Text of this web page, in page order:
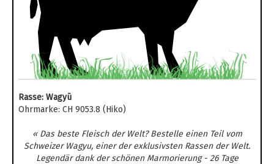
Rasse: Wagyū
Ohrmarke: CH 9053.8 (Hiko)
« Das beste Fleisch der Welt? Bestelle einen Teil vom
Schweizer Wagyu, einer der exklusivsten Rassen der Welt.
Legendär dank der schönen Marmorierung - 26 Tage